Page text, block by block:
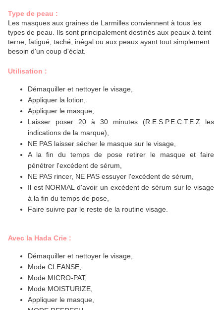
Type de peau :
Les masques aux graines de Larmilles conviennent à tous les
types de peau. Ils sont principalement destinés aux peaux à teint
terne, fatigué, taché, inégal ou aux peaux ayant tout simplement
besoin d'un coup d'éclat.
Utilisation :
Démaquiller et nettoyer le visage,
Appliquer la lotion,
Appliquer le masque,
Laisser poser 20 à 30 minutes (R.E.S.P.E.C.T.E.Z les
indications de la marque),
NE PAS laisser sécher le masque sur le visage,
A la fin du temps de pose retirer le masque et faire
pénétrer l'excédent de sérum,
NE PAS rincer, NE PAS essuyer l'excédent de sérum,
Il est NORMAL d'avoir un excédent de sérum sur le visage
à la fin du temps de pose,
Faire suivre par le reste de la routine visage.
Avec la Hada Crie :
Démaquiller et nettoyer le visage,
Mode CLEANSE,
Mode MICRO-PAT,
Mode MOISTURIZE,
Appliquer le masque,